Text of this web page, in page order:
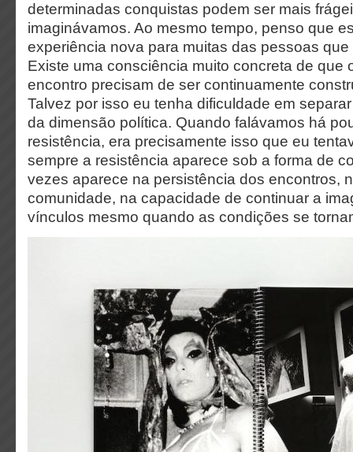
determinadas conquistas podem ser mais
imaginávamos. Ao mesmo tempo, penso que
experiência nova para muitas das pessoas
Existe uma consciência muito concreta de que
encontro precisam de ser continuamente
Talvez por isso eu tenha dificuldade em
da dimensão política. Quando falávamos há
resistência, era precisamente isso que eu
sempre a resistência aparece sob a forma de
vezes aparece na persistência dos encontros,
comunidade, na capacidade de continuar a
vínculos mesmo quando as condições se